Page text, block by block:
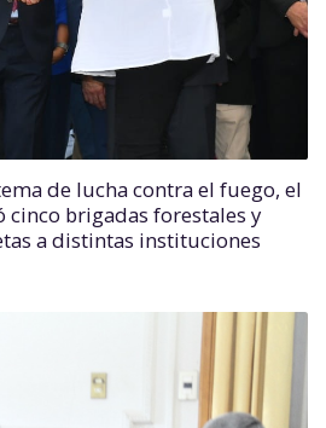
de lucha contra el fuego, el
cinco brigadas forestales y
a distintas instituciones